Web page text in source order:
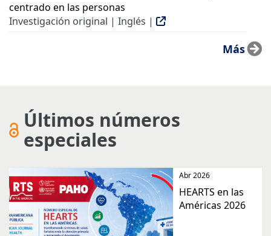
centrado en las personas
Investigación original | Inglés |
Más
Últimos números
especiales
Abr 2026
HEARTS en las
Américas 2026